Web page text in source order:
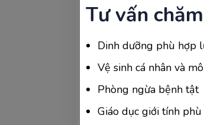
>>> Xem thêm: [Giải
Tư vấn
Dinh dưỡng phù hợp
Vệ sinh cá nhân và
Phòng ngừa bệnh tật
Giáo dục giới tính